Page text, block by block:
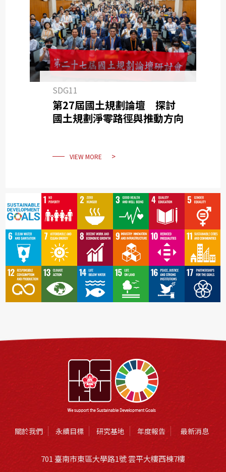
SDG11
第27屆國土規劃論壇 探討
國土規劃淨零路徑與推動方向
VIEW MORE
關於我們 永續目標 研究基地 年度報告 最新消息
701 臺南市東區大學路1號 雲平大樓西棟7樓